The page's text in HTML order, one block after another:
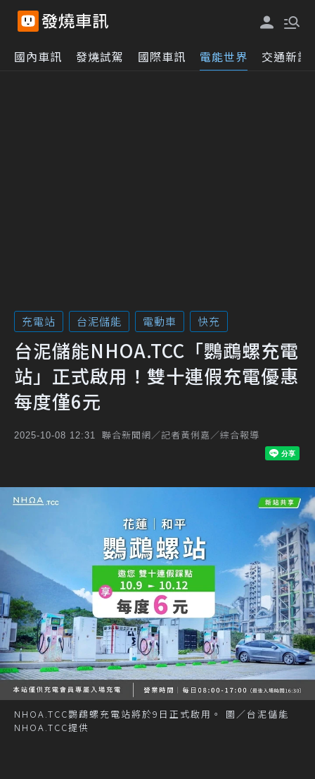
國內車訊 發燒試駕 國際車訊 電能世界 交通新訊
充電站 台泥儲能 電動車 快充
台泥儲能NHOA.TCC「鸚鵡螺充電
站」正式啟用！雙十連假充電優惠
每度僅6元
2025-10-08 12:31 聯合新聞網／記者黃俐嘉／綜合報導
NHOA.TCC鸚鵡螺充電站將於9日正式啟用。 圖／台泥儲能
NHOA.TCC提供